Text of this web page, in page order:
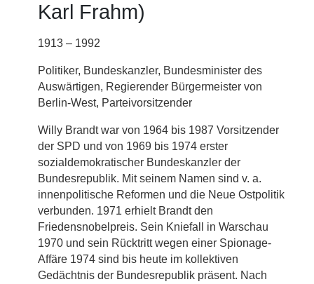
Karl Frahm)
1913 – 1992
Politiker, Bundeskanzler, Bundesminister des
Auswärtigen, Regierender Bürgermeister von
Berlin-West, Parteivorsitzender
Willy Brandt war von 1964 bis 1987 Vorsitzender
der SPD und von 1969 bis 1974 erster
sozialdemokratischer Bundeskanzler der
Bundesrepublik. Mit seinem Namen sind v. a.
innenpolitische Reformen und die Neue Ostpolitik
verbunden. 1971 erhielt Brandt den
Friedensnobelpreis. Sein Kniefall in Warschau
1970 und sein Rücktritt wegen einer Spionage-
Affäre 1974 sind bis heute im kollektiven
Gedächtnis der Bundesrepublik präsent. Nach